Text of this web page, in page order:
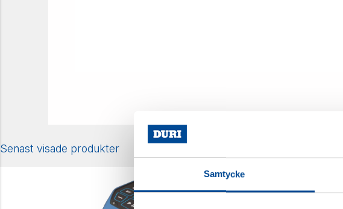
Samtycke
Senast visade produkter